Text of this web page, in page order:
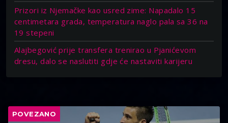
Prizori iz Njemačke kao usred zime: Napadalo 15
centimetara grada, temperatura naglo pala sa 36 na
19 stepeni
Alajbegović prije transfera trenirao u Pjanićevom
dresu, dalo se naslutiti gdje će nastaviti karijeru
POVEZANO